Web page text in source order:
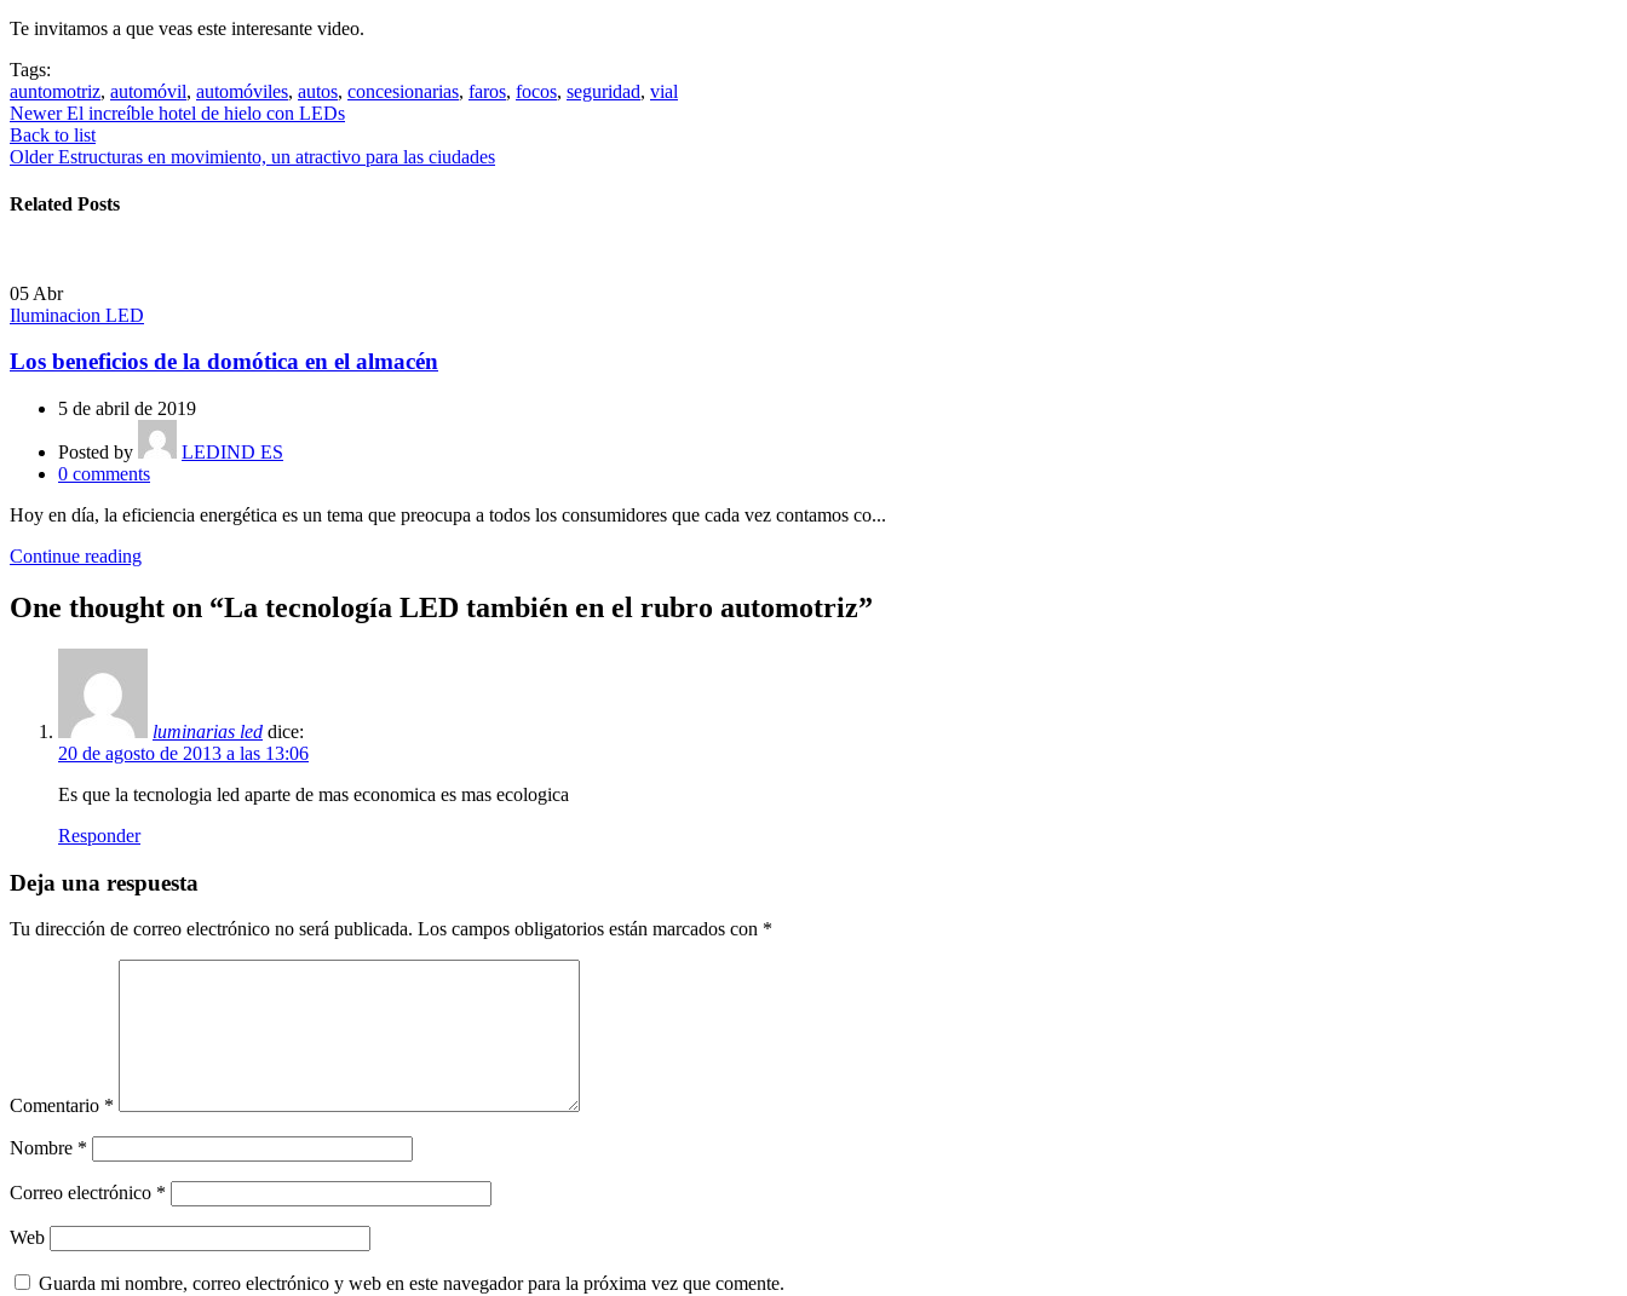
Te invitamos a que veas este interesante video.
Tags:
auntomotriz, automóvil, automóviles, autos, concesionarias, faros, focos, seguridad, vial
Newer El increíble hotel de hielo con LEDs
Back to list
Older Estructuras en movimiento, un atractivo para las ciudades
Related Posts
05 Abr
Iluminacion LED
Los beneficios de la domótica en el almacén
5 de abril de 2019
Posted by
LEDIND ES
0 comments
Hoy en día, la eficiencia energética es un tema que preocupa a todos los consumidores que cada vez contamos co...
Continue reading
One thought on “La tecnología LED también en el rubro automotriz”
luminarias led dice:
20 de agosto de 2013 a las 13:06
Es que la tecnologia led aparte de mas economica es mas ecologica
Responder
Deja una respuesta
Tu dirección de correo electrónico no será publicada. Los campos obligatorios están marcados con *
Comentario *
Nombre *
Correo electrónico *
Web
Guarda mi nombre, correo electrónico y web en este navegador para la próxima vez que comente.